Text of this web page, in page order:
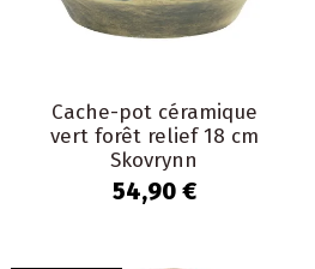
Cache-pot céramique
vert forêt relief 18 cm
Skovrynn
54,90 €